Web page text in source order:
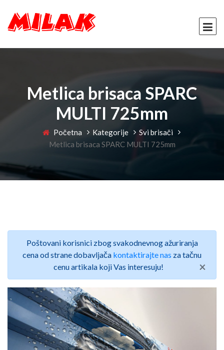
Metlica brisaca SPARC
MULTI 725mm
Početna Kategorije
Svi brisači
Metlica brisaca SPARC MULTI 725mm
Poštovani korisnici zbog svakodnevnog ažuriranja
cena od strane dobavljača kontaktirajte nas za tačnu
cenu artikala koji Vas interesuju!
×